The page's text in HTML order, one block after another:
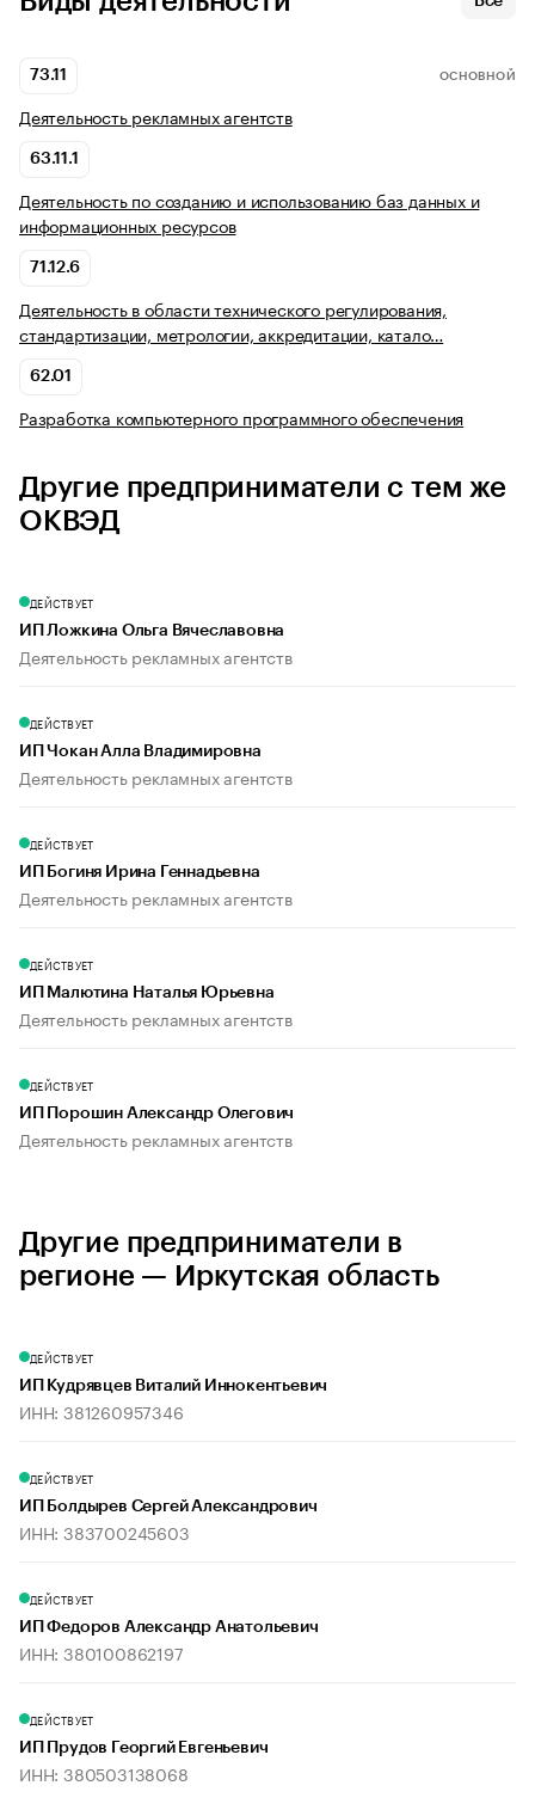
73.11 ОСНОВНОЙ
Деятельность рекламных агентств
63.11.1
Деятельность по созданию и использованию баз данных и
информационных ресурсов
71.12.6
Деятельность в области технического регулирования,
стандартизации, метрологии, аккредитации, катало…
62.01
Разработка компьютерного программного обеспечения
Другие предприниматели с тем же
ОКВЭД
ДЕЙСТВУЕТ
ИП Ложкина Ольга Вячеславовна
Деятельность рекламных агентств
ДЕЙСТВУЕТ
ИП Чокан Алла Владимировна
Деятельность рекламных агентств
ДЕЙСТВУЕТ
ИП Богиня Ирина Геннадьевна
Деятельность рекламных агентств
ДЕЙСТВУЕТ
ИП Малютина Наталья Юрьевна
Деятельность рекламных агентств
ДЕЙСТВУЕТ
ИП Порошин Александр Олегович
Деятельность рекламных агентств
Другие предприниматели в
регионе — Иркутская область
ДЕЙСТВУЕТ
ИП Кудрявцев Виталий Иннокентьевич
ИНН: 381260957346
ДЕЙСТВУЕТ
ИП Болдырев Сергей Александрович
ИНН: 383700245603
ДЕЙСТВУЕТ
ИП Федоров Александр Анатольевич
ИНН: 380100862197
ДЕЙСТВУЕТ
ИП Прудов Георгий Евгеньевич
ИНН: 380503138068